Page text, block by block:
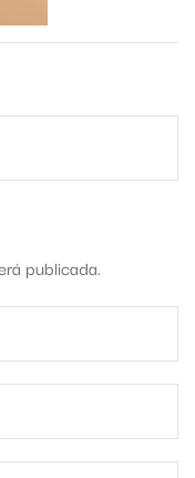
publicada.